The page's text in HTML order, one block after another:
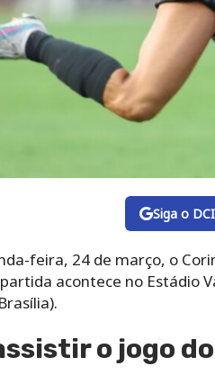
Siga o
feira, 24 de março, o
acontece no Estádio
o jogo